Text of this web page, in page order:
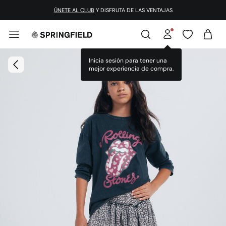
ÚNETE AL CLUB Y DISFRUTA DE LAS VENTAJAS